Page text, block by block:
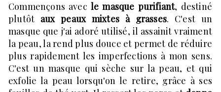
Commençons avec le masque purifiant, destiné
plutôt aux peaux mixtes à grasses. C'est un
masque que j'ai adoré utilisé, il assainit vraiment
la peau, la rend plus douce et permet de réduire
plus rapidement les imperfections à mon sens.
C'est un masque qui sèche sur la peau, et qui
exfolie la peau lorsqu'on le retire, grâce à ses